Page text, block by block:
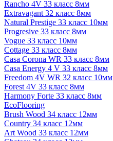
Rancho 4V 33 класс 8мм
Extravagant 32 класс 8мм
Natural Prestige 33 класс 10мм
Progresive 33 класс 8мм
Vogue 33 класс 10мм
Cottage 33 класс 8мм
Casa Corona WR 33 класс 8мм
Casa Energy 4 V 33 класс 8мм
Freedom 4V WR 32 класс 10мм
Forest 4V 33 класс 8мм
Harmony Forte 33 класс 8мм
EcoFlooring
Brush Wood 34 класс 12мм
Country 34 класс 12мм
Art Wood 33 класс 12мм